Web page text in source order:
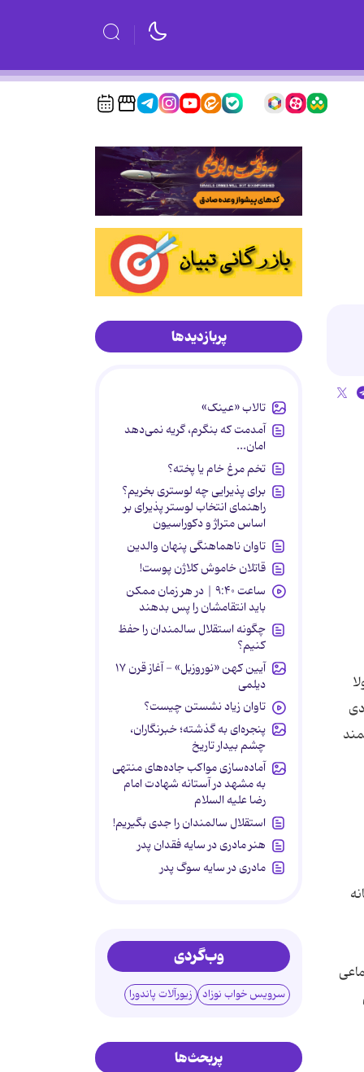
پربازدیدها
تالاب «عینک»
آمدمت که بنگرم، گریه نمی‌دهد
امان...
تخم مرغ خام یا پخته؟
برای پذیرایی چه لوستری بخریم؟
راهنمای انتخاب لوستر پذیرای بر
اساس متراژ و دکوراسیون
تاوان ناهماهنگی پنهان والدین
قاتلان خاموش کلاژن پوست!
ساعت ۹:۴۰ | در هر زمان ممکن
باید انتقامشان را پس بدهند
چگونه استقلال سالمندان را حفظ
کنیم؟
آیین کهن «نوروزبل» - آغاز قرن ۱۷
دیلمی
تاوان زیاد نشستن چیست؟
پنجره‌ای به گذشته؛ خبرنگاران،
چشم بیدار تاریخ
آماده‌سازی مواکب جاده‌های منتهی
به مشهد در آستانه شهادت امام
رضا علیه السلام
استقلال سالمندان را جدی بگیریم!
هنر مادری در سایه‌ فقدان پدر
مادری در سایه سوگ پدر
وب‌گردی
سرویس خواب نوزاد زیورآلات پاندورا
پربحث‌ها